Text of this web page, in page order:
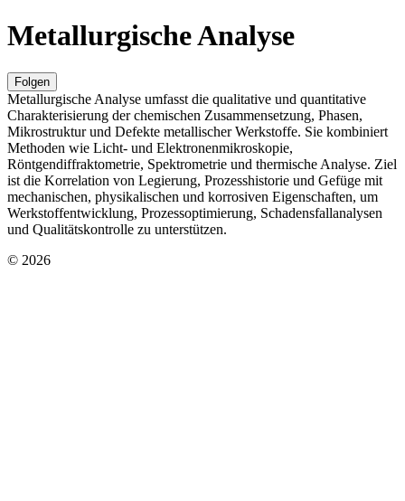
Metallurgische Analyse
Folgen
Metallurgische Analyse umfasst die qualitative und quantitative
Charakterisierung der chemischen Zusammensetzung, Phasen,
Mikrostruktur und Defekte metallischer Werkstoffe. Sie kombiniert
Methoden wie Licht- und Elektronenmikroskopie,
Röntgendiffraktometrie, Spektrometrie und thermische Analyse. Ziel
ist die Korrelation von Legierung, Prozesshistorie und Gefüge mit
mechanischen, physikalischen und korrosiven Eigenschaften, um
Werkstoffentwicklung, Prozessoptimierung, Schadensfallanalysen
und Qualitätskontrolle zu unterstützen.
© 2026